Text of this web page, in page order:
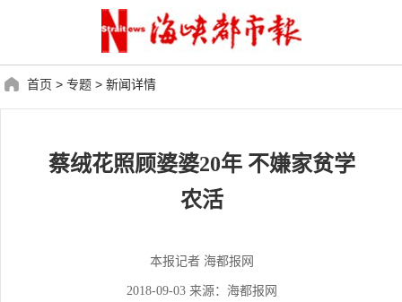
首页 > 专题 > 新闻详情
蔡绒花照顾婆婆20年 不嫌家贫学
农活
本报记者 海都报网
2018-09-03 来源：海都报网